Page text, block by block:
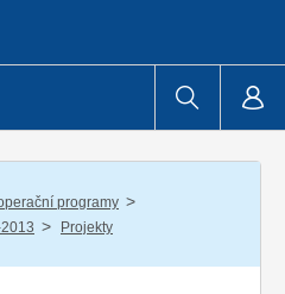
programy /
/ Projekty